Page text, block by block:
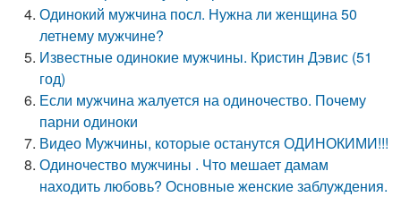
Одинокий мужчина посл. Нужна ли женщина 50
летнему мужчине?
Известные одинокие мужчины. Кристин Дэвис (51
год)
Если мужчина жалуется на одиночество. Почему
парни одиноки
Видео Мужчины, которые останутся ОДИНОКИМИ!!!
Одиночество мужчины . Что мешает дамам
находить любовь? Основные женские заблуждения.